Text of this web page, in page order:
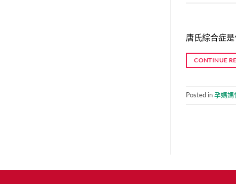
唐氏綜合症
CONTINUE
Posted in孕媽媽